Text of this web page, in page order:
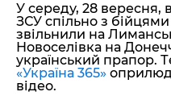
У середу, 28 вересня,
ЗСУ спільно з бійцями
звільнили на
Новоселівка на
український прапор.
«Україна 365»
відео.